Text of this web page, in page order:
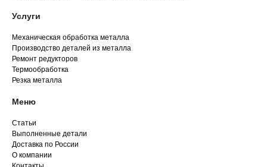
Услуги
Механическая обработка металла
Производство деталей из металла
Ремонт редукторов
Термообработка
Резка металла
Меню
Статьи
Выполненные детали
Доставка по России
О компании